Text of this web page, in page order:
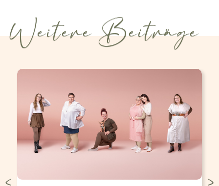
Weitere Beiträge